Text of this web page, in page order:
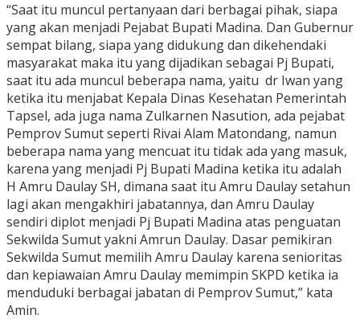
“Saat itu muncul pertanyaan dari berbagai pihak, siapa
yang akan menjadi Pejabat Bupati Madina. Dan Gubernur
sempat bilang, siapa yang didukung dan dikehendaki
masyarakat maka itu yang dijadikan sebagai Pj Bupati,
saat itu ada muncul beberapa nama, yaitu ‎ dr Iwan yang
ketika itu menjabat Kepala Dinas Kesehatan Pemerintah
Tapsel, ada juga nama Zulkarnen Nasution, ada pejabat
Pemprov Sumut seperti Rivai Alam Matondang, namun
beberapa nama yang mencuat itu tidak ada yang masuk,
karena yang menjadi Pj Bupati Madina ketika itu adalah
H Amru Daulay SH, dimana saat itu Amru Daulay setahun
lagi akan mengakhiri jabatannya, dan Amru Daulay
sendiri diplot menjadi Pj Bupati Madina atas penguatan
Sekwilda Sumut yakni Amrun Daulay. Dasar pemikiran
Sekwilda Sumut memilih Amru Daulay karena senioritas
dan kepiawaian Amru Daulay memimpin SKPD ketika ia
menduduki berbagai jabatan di Pemprov Sumut,” kata
Amin.